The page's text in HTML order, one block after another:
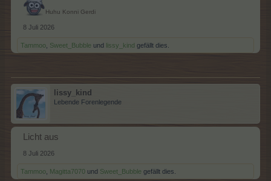
Huhu Konni Gerdi
8 Juli 2026
Tammoo Sweet_Bubble und lissy_kind gefällt dies.
lissy_kind
Lebende Forenlegende
Licht aus
8 Juli 2026
Tammoo Magitta7070 und Sweet_Bubble gefällt dies.